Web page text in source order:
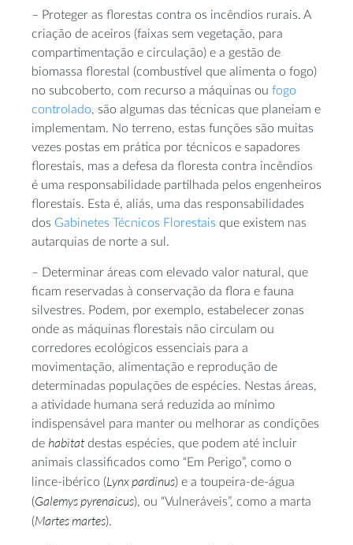
– Proteger as florestas contra os incêndios rurais. A
criação de aceiros (faixas sem vegetação, para
compartimentação e circulação) e a gestão de
biomassa florestal (combustível que alimenta o fogo)
no subcoberto, com recurso a máquinas ou fogo
controlado, são algumas das técnicas que planeiam e
implementam. No terreno, estas funções são muitas
vezes postas em prática por técnicos e sapadores
florestais, mas a defesa da floresta contra incêndios
é uma responsabilidade partilhada pelos engenheiros
florestais. Esta é, aliás, uma das responsabilidades
dos Gabinetes Técnicos Florestais que existem nas
autarquias de norte a sul.
– Determinar áreas com elevado valor natural, que
ficam reservadas à conservação da flora e fauna
silvestres. Podem, por exemplo, estabelecer zonas
onde as máquinas florestais não circulam ou
corredores ecológicos essenciais para a
movimentação, alimentação e reprodução de
determinadas populações de espécies. Nestas áreas,
a atividade humana será reduzida ao mínimo
indispensável para manter ou melhorar as condições
de habitatdestas espécies, que podem até incluir
animais classificados como “Em Perigo”, como o
lince-ibérico (Lynx pardinus) e a toupeira-de-água
(Galemys pyrenaicus), ou “Vulneráveis”, como a marta
(Martes martes).